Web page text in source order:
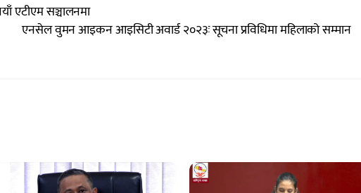
एटीएम सञ्चालनमा
एनसेल वुमन आइकन आइसिटी अवार्ड २०२३ः सूचना प्रविधिमा महिलाको सम्मान